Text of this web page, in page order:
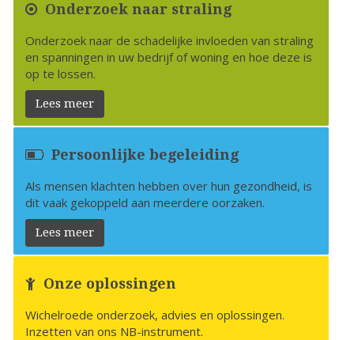
Onderzoek naar straling
Onderzoek naar de schadelijke invloeden van straling
en spanningen in uw bedrijf of woning en hoe deze is
op te lossen.
Lees meer
Persoonlijke begeleiding
Als mensen klachten hebben over hun gezondheid, is
dit vaak gekoppeld aan meerdere oorzaken.
Lees meer
Onze oplossingen
Wichelroede onderzoek, advies en oplossingen.
Inzetten van ons NB-instrument.